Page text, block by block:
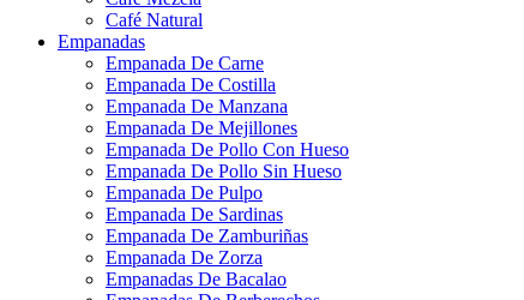
Café Natural
Empanadas
Empanada De Carne
Empanada De Costilla
Empanada De Manzana
Empanada De Mejillones
Empanada De Pollo Con Hueso
Empanada De Pollo Sin Hueso
Empanada De Pulpo
Empanada De Sardinas
Empanada De Zamburiñas
Empanada De Zorza
Empanadas De Bacalao